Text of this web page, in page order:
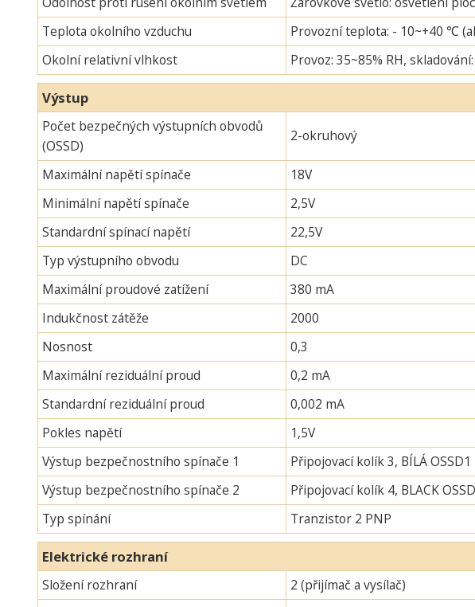
Teplota okolního vzduchu
Provozní teplota: - 10~+40 ℃
Okolní relativní vlhkost
Provoz: 35~85% RH,
Výstup
Počet bezpečných výstupních obvodů
(OSSD)
2-okruhový
Maximální napětí spínače
18V
Minimální napětí spínače
2,5V
Standardní spínací napětí
22,5V
Typ výstupního obvodu
DC
Maximální proudové zatížení
380 mA
Indukčnost zátěže
2000
Nosnost
0,3
Maximální reziduální proud
0,2 mA
Standardní reziduální proud
0,002 mA
Pokles napětí
1,5V
Výstup bezpečnostního spínače 1
Připojovací kolík 3, BÍLÁ OSSD1
Výstup bezpečnostního spínače 2
Připojovací kolík 4, BLACK
Typ spínání
Tranzistor 2 PNP
Elektrické rozhraní
Složení rozhraní
2 (přijímač a vysílač)